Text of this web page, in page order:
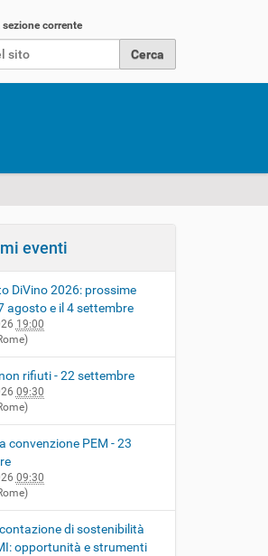
corrente
eventi
DiVino 2026: prossime
agosto e il 4 settembre
19:00
rifiuti - 22 settembre
09:30
convenzione PEM - 23
09:30
di sostenibilità
opportunità e strumenti